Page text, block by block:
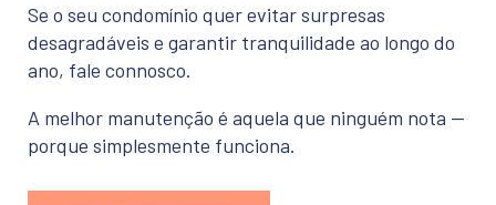
Se o seu condomínio quer evitar surpresas
desagradáveis e garantir tranquilidade ao longo do
ano, fale connosco.
A melhor manutenção é aquela que ninguém nota —
porque simplesmente funciona.